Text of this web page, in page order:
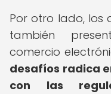
Por otro lado, los
también
comercio
desafíos radica
con las